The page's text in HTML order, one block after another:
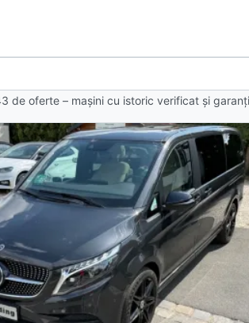
de oferte – mașini cu istoric verificat și